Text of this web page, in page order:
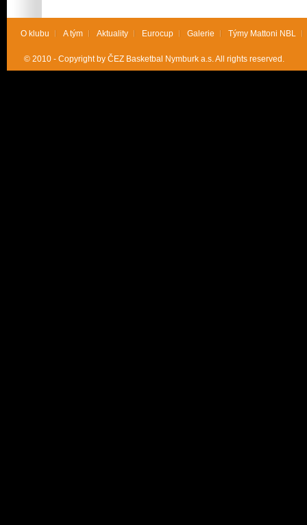
O klubu A tým Aktuality Eurocup Galerie Týmy Mattoni NBL
© 2010 - Copyright by ČEZ Basketbal Nymburk a.s. All rights reserved.